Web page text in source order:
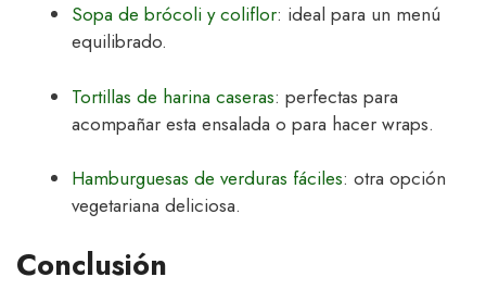
Sopa de brócoli y coliflor: ideal para un menú
equilibrado.
Tortillas de harina caseras: perfectas para
acompañar esta ensalada o para hacer wraps.
Hamburguesas de verduras fáciles: otra opción
vegetariana deliciosa.
Conclusión